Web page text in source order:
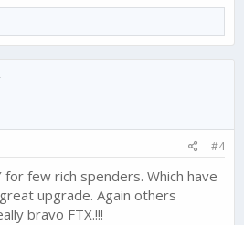
#4
for few rich spenders. Which have
upgrade. Again others
bravo FTX.!!!